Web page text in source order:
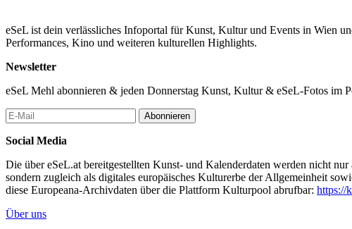
eSeL ist dein verlässliches Infoportal für Kunst, Kultur und Events in Wien
Performances, Kino und weiteren kulturellen Highlights.
Newsletter
eSeL Mehl abonnieren & jeden Donnerstag Kunst, Kultur & eSeL-Fotos im
Abonnieren
Social Media
Die über eSeL.at bereitgestellten Kunst- und Kalenderdaten werden nicht
sondern zugleich als digitales europäisches Kulturerbe der Allgemeinheit
diese Europeana-Archivdaten über die Plattform Kulturpool abrufbar: https://
Über uns